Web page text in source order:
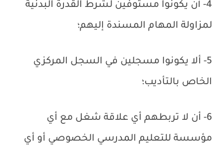
4- أن يكونوا مستوفين لشرط القدرة البدنية
لمزاولة المهام المسندة إليهم؛
5- ألا يكونوا مسجلين في السجل المركزي
الخاص بالتأديب؛
6- أن لا تربطهم أي علاقة شغل مع أي
مؤسسة للتعليم المدرسي الخصوصي أو أي